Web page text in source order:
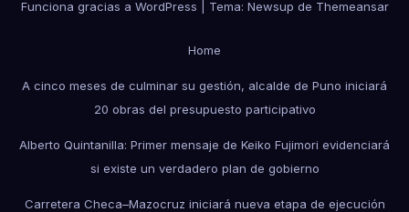
Funciona gracias a WordPress Tema: Newsup de Themeansar
Home
A cinco meses de culminar su gestión, alcalde de Puno iniciará
20 obras del presupuesto participativo
Alberto Quintanilla: Primer mensaje de Keiko Fujimori evidenciará
si existe un verdadero plan de gobierno
Carretera Checa–Mazocruz iniciará nueva etapa de ejecución